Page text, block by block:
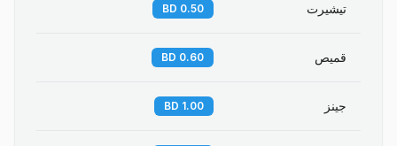
تيشيرت 0.50 BD
قميص 0.60 BD
جينز 1.00 BD